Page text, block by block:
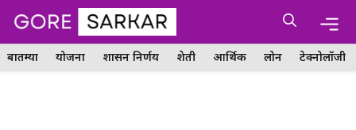
Skip
content
बातम्या योजना शासन निर्णय शेती आर्थिक लोन टेक्नोलॉजी